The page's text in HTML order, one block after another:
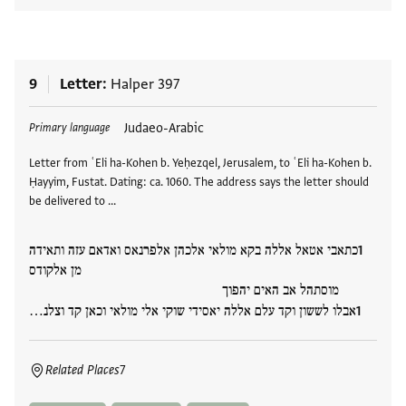
9 Letter Halper 397
Primary language Judaeo-Arabic
Letter from ʿEli ha-Kohen b. Yeḥezqel, Jerusalem, to ʿEli ha-Kohen b.
Ḥayyim, Fustat. Dating: ca. 1060. The address says the letter should
be delivered to …
כתאבי אטאל אללה בקא מולאי אלכהן אלפרנאס ואדאם עזה ותאידה
מן אלקודס
מוסתהל אב האים יהפוך
אבלו לששון וקד עלם אללה יאסידי שוקי אלי מולאי וכאן קד וצלנ…
Related Places7
Tags